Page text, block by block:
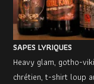
SAPES LYRIQUES
Heavy glam, gotho-
chrétien, t-shirt loup